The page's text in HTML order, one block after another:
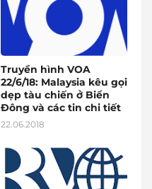
Truyền hình VOA
22/6/18: Malaysia kêu gọi
dẹp tàu chiến ở Biển
Đông và các tin chi tiết
22.06.2018